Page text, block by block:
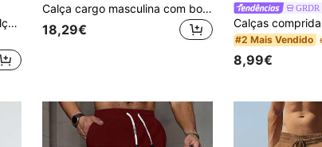
GDRD[Minimalist/Cleanfit]Calças de Moletom Cinzento Escuro com Caimento Fluido, Soltas, de Perna Reta, Casuais e Longas, Versáteis, para Homem, Verão
Calça cargo masculina com bolso lateral com aba e cordão na cintura, ideal para o outono.
18,29€
GRDR
#2 Mais Vendido
8,99€